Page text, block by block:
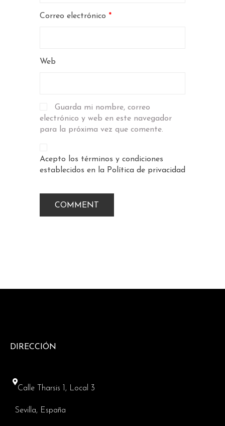
Correo electrónico *
Web
Guarda mi nombre, correo
electrónico y web en este navegador
para la próxima vez que comente.
Acepto los términos y condiciones
establecidos en la Política de privacidad
DIRECCIÓN
Calle Tharsis 1, Local 3
Sevilla, España